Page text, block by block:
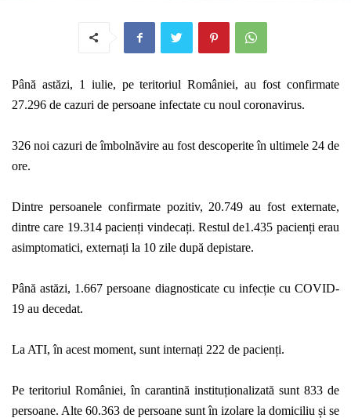
Până astăzi, 1 iulie, pe teritoriul României, au fost confirmate
27.296 de cazuri de persoane infectate cu noul coronavirus.
326 noi cazuri de îmbolnăvire au fost descoperite în ultimele 24 de
ore.
Dintre persoanele confirmate pozitiv, 20.749 au fost externate,
dintre care 19.314 pacienți vindecați. Restul de1.435 pacienți erau
asimptomatici, externați la 10 zile după depistare.
Până astăzi, 1.667 persoane diagnosticate cu infecție cu COVID-
19 au decedat.
La ATI, în acest moment, sunt internați 222 de pacienți.
Pe teritoriul României, în carantină instituționalizată sunt 833 de
persoane. Alte 60.363 de persoane sunt în izolare la domiciliu și se